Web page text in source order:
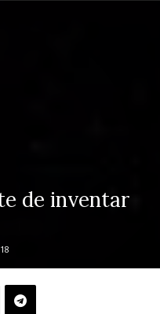
de inventar